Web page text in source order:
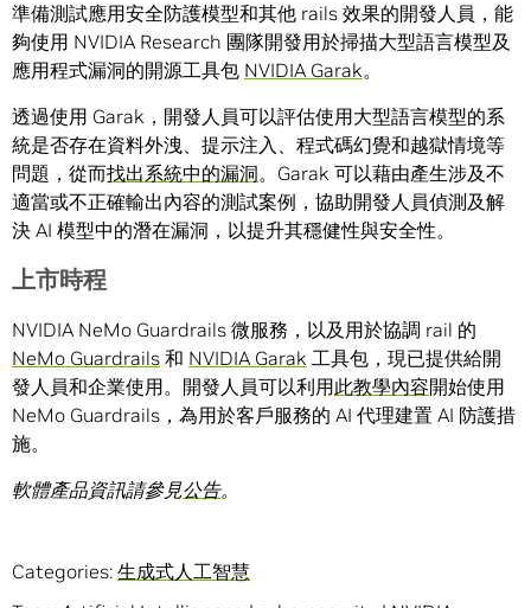
準備測試應用安全防護模型和其他 rails 效果的開發人員，能
夠使用 NVIDIA Research 團隊開發用於掃描大型語言模型及
應用程式漏洞的開源工具包 NVIDIA Garak。
透過使用 Garak，開發人員可以評估使用大型語言模型的系
統是否存在資料外洩、提示注入、程式碼幻覺和越獄情境等
問題，從而找出系統中的漏洞。Garak 可以藉由產生涉及不
適當或不正確輸出內容的測試案例，協助開發人員偵測及解
決 AI 模型中的潛在漏洞，以提升其穩健性與安全性。
上市時程
NVIDIA NeMo Guardrails 微服務，以及用於協調 rail 的
NeMo Guardrails 和 NVIDIA Garak 工具包，現已提供給開
發人員和企業使用。開發人員可以利用此教學內容開始使用
NeMo Guardrails，為用於客戶服務的 AI 代理建置 AI 防護措
施。
軟體產品資訊請參見公告。
Categories: 生成式人工智慧